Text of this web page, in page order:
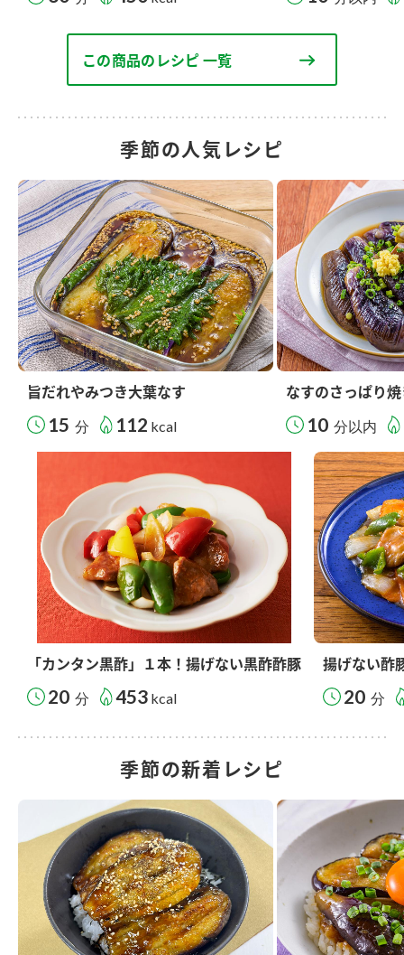
この商品のレシピ 一覧
季節の人気レシピ
旨だれやみつき大葉なす
15 分 112 kcal
なすのさっぱり
10 分以内
「カンタン黒酢」１本！揚げない黒酢酢豚
20 分 453 kcal
揚げない酢
20 分
季節の新着レシピ